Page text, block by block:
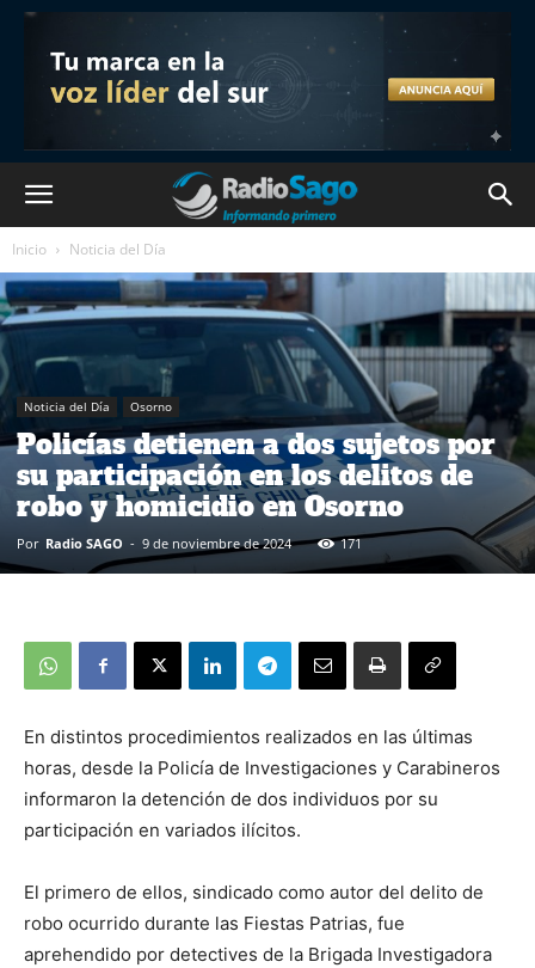
Inicio Noticia del Día
Noticia del Día Osorno
Policías detienen a dos sujetos por
su participación en los delitos de
robo y homicidio en Osorno
Por Radio SAGO - 9 de noviembre de 2024 171
En distintos procedimientos realizados en las últimas
horas, desde la Policía de Investigaciones y Carabineros
informaron la detención de dos individuos por su
participación en variados ilícitos.
El primero de ellos, sindicado como autor del delito de
robo ocurrido durante las Fiestas Patrias, fue
aprehendido por detectives de la Brigada Investigadora